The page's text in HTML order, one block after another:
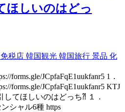
ほしいのはどっ
免税店 韓国観光 韓国旅行 景品 化
forms.gle/JCpfaFqE1uukfanr5 1．
forms.gle/JCpfaFqE1uukfanr5 KTJ
てほしいのはどっち⁈ １．
シャル6種 https